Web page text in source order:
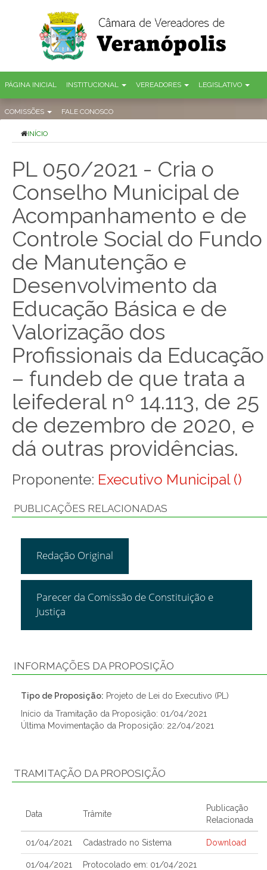
PÁGINA INICIAL INSTITUCIONAL VEREADORES LEGISLATIVO
COMISSÕES FALE CONOSCO
INÍCIO
PL 050/2021 - Cria o
Conselho Municipal de
Acompanhamento e de
Controle Social do Fundo
de Manutenção e
Desenvolvimento da
Educação Básica e de
Valorização dos
Profissionais da Educação
– fundeb de que trata a
leifederal nº 14.113, de 25
de dezembro de 2020, e
dá outras providências.
Proponente: Executivo Municipal ()
PUBLICAÇÕES RELACIONADAS
Redação Original
Parecer da Comissão de Constituição e
Justiça
INFORMAÇÕES DA PROPOSIÇÃO
Tipo de Proposição: Projeto de Lei do Executivo (PL)
Início da Tramitação da Proposição: 01/04/2021
Última Movimentação da Proposição: 22/04/2021
TRAMITAÇÃO DA PROPOSIÇÃO
Data Trâmite
Publicação
Relacionada
01/04/2021 Cadastrado no Sistema Download
01/04/2021 Protocolado em: 01/04/2021